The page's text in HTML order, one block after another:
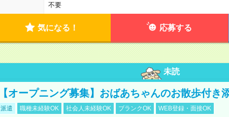
不要
気になる！ 応募する
未読
【オープニング募集】おばあちゃんのお散歩付き
派遣 職種未経験OK 社会人未経験OK ブランクOK WEB登録・面接OK